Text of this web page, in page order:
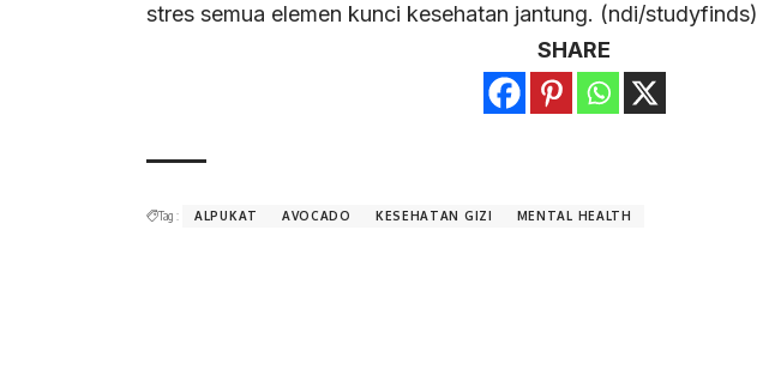
stres semua elemen kunci kesehatan jantung. (ndi/studyfinds)
SHARE
Tag : ALPUKAT AVOCADO KESEHATAN GIZI MENTAL HEALTH